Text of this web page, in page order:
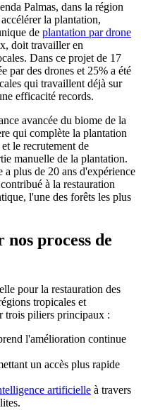
Palmas, dans la région
la plantation,
de plantation par drone
doit travailler en
Dans ce projet de 17
par des drones et 25% a été
qui travaillent déjà sur
efficacité records.
avancée du biome de la
qui complète la plantation
le recrutement de
manuelle de la plantation.
plus de 20 ans d'expérience
à la restauration
l'une des forêts les plus
process de
pour la restauration des
tropicales et
trois piliers principaux :
l'amélioration continue
un accès plus rapide
artificielle à travers